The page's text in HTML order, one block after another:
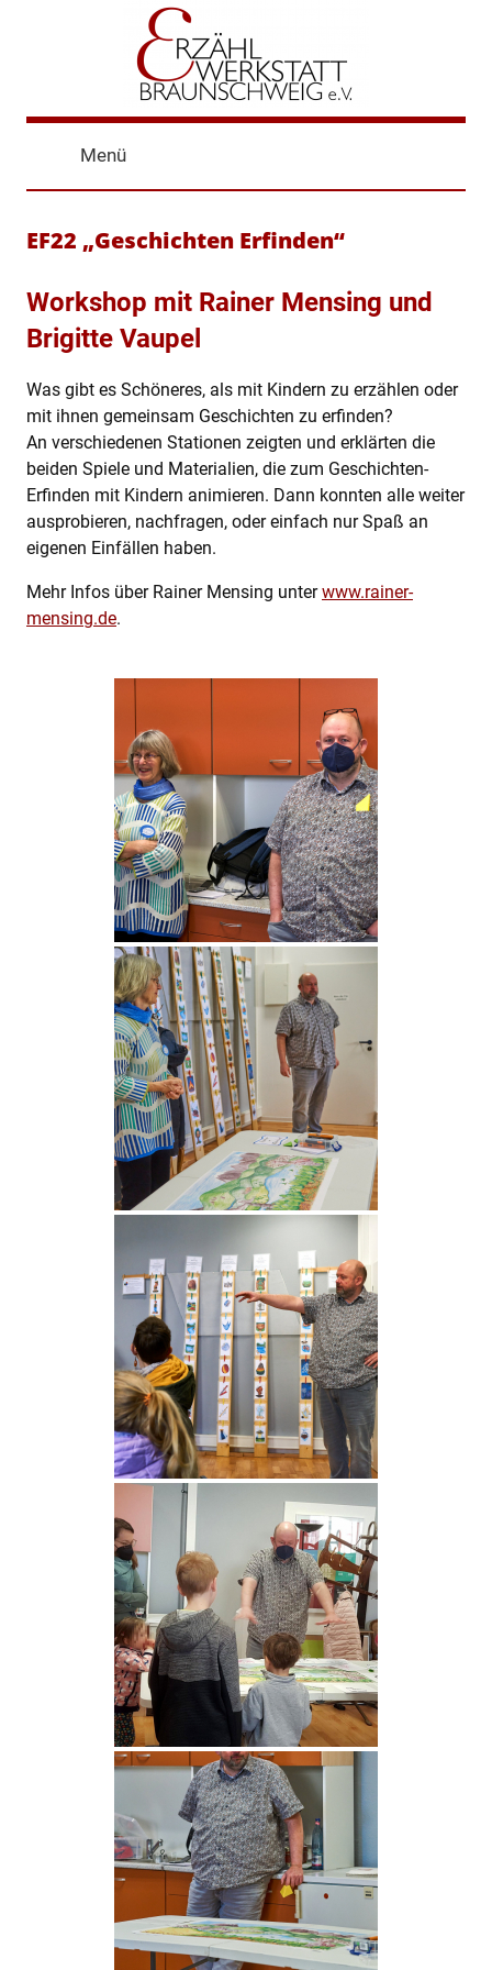
Erzählwerkstatt
Braunschweig
Erzählen
Offene
Braunschweig,
Menü
EF22 „Geschichten Erfinden“
Workshop mit Rainer Mensing und
Brigitte Vaupel
Was gibt es Schöneres, als mit Kindern zu erzählen oder
mit ihnen gemeinsam Geschichten zu erfinden?
An verschiedenen Stationen zeigten und erklärten die
beiden Spiele und Materialien, die zum Geschichten-
Erfinden mit Kindern animieren. Dann konnten alle weiter
ausprobieren, nachfragen, oder einfach nur Spaß an
eigenen Einfällen haben.
Mehr Infos über Rainer Mensing unterwww.rainer-
mensing.de.